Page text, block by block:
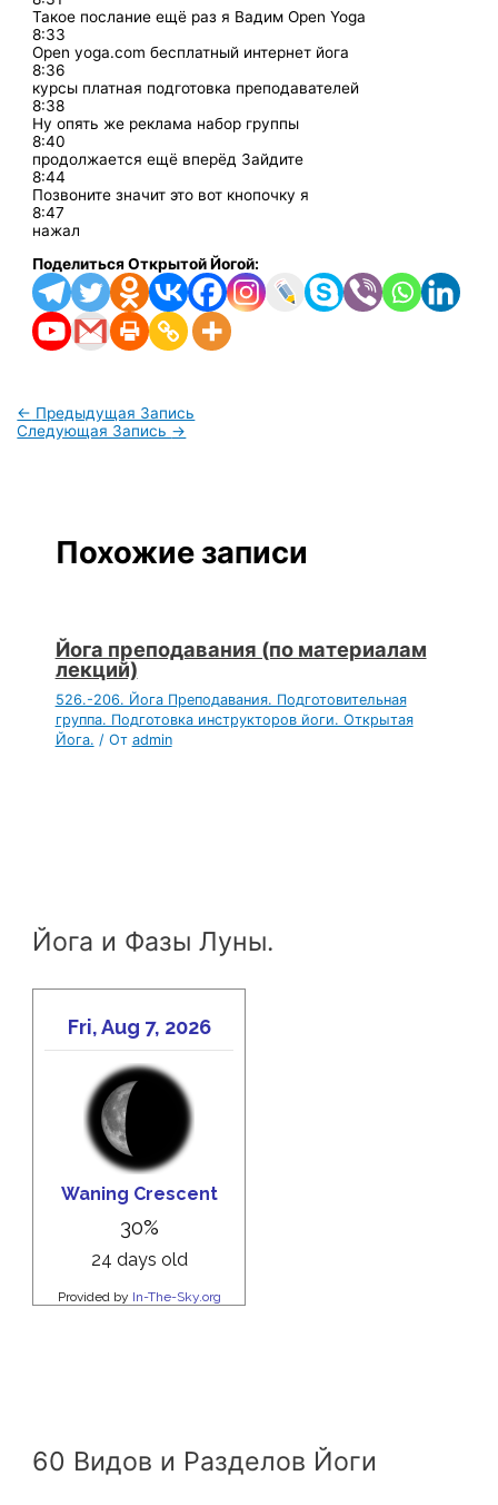
Такое послание ещё раз я Вадим Open Yoga
8:33
Open yoga.com бесплатный интернет йога
8:36
курсы платная подготовка преподавателей
8:38
Ну опять же реклама набор группы
8:40
продолжается ещё вперёд Зайдите
8:44
Позвоните значит это вот кнопочку я
8:47
нажал
Поделиться Открытой Йогой:
← Предыдущая Запись
Следующая Запись →
Похожие записи
Йога преподавания (по материалам
лекций)
526.-206. Йога Преподавания. Подготовительная
группа. Подготовка инструкторов йоги. Открытая
Йога. / От admin
Йога и Фазы Луны.
60 Видов и Разделов Йоги